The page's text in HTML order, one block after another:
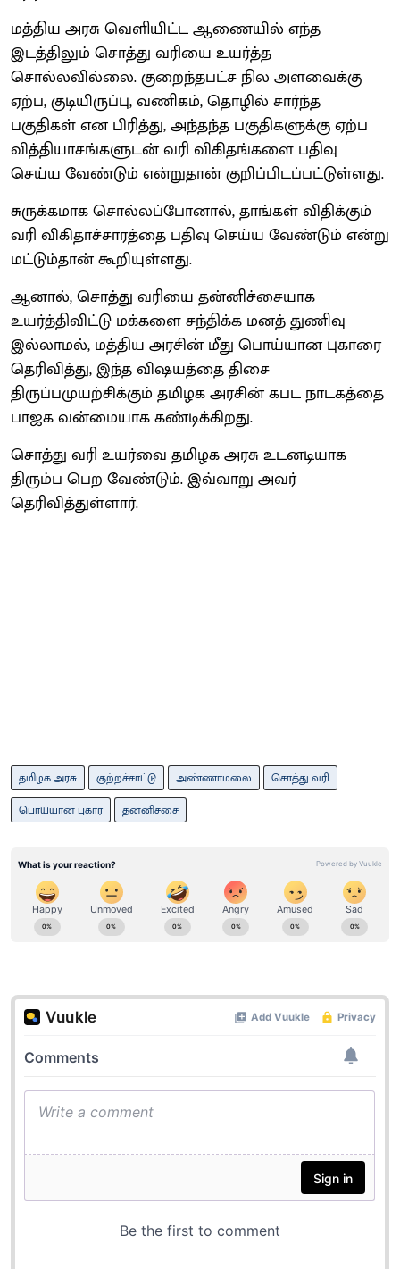
மத்திய அரசு வெளியிட்ட ஆணையில் எந்த
இடத்திலும் சொத்து வரியை உயர்த்த
சொல்லவில்லை. குறைந்தபட்ச நில அளவைக்கு
ஏற்ப, குடியிருப்பு, வணிகம், தொழில் சார்ந்த
பகுதிகள் என பிரித்து, அந்தந்த பகுதிகளுக்கு ஏற்ப
வித்தியாசங்களுடன் வரி விகிதங்களை பதிவு
செய்ய வேண்டும் என்றுதான் குறிப்பிடப்பட்டுள்ளது.
சுருக்கமாக சொல்லப்போனால், தாங்கள் விதிக்கும்
வரி விகிதாச்சாரத்தை பதிவு செய்ய வேண்டும் என்று
மட்டும்தான் கூறியுள்ளது.
ஆனால், சொத்து வரியை தன்னிச்சையாக
உயர்த்திவிட்டு மக்களை சந்திக்க மனத் துணிவு
இல்லாமல், மத்திய அரசின் மீது பொய்யான புகாரை
தெரிவித்து, இந்த விஷயத்தை திசை
திருப்பமுயற்சிக்கும் தமிழக அரசின் கபட நாடகத்தை
பாஜக வன்மையாக கண்டிக்கிறது.
சொத்து வரி உயர்வை தமிழக அரசு உடனடியாக
திரும்ப பெற வேண்டும். இவ்வாறு அவர்
தெரிவித்துள்ளார்.
தமிழக அரசு குற்றச்சாட்டு அண்ணாமலை
சொத்து வரி
பொய்யான புகார்
தன்னிச்சை